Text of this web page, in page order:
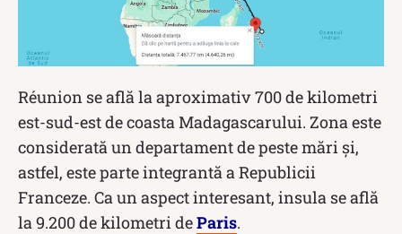
Réunion se află la aproximativ 700 de kilometri
est-sud-est de coasta Madagascarului. Zona este
considerată un departament de peste mări și,
astfel, este parte integrantă a Republicii
Franceze. Ca un aspect interesant, insula se află
la 9.200 de kilometri deParis.